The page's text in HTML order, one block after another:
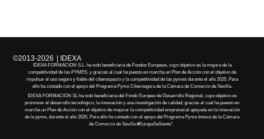
©2013-2026 | IDEXA
IDEXA FORMACION S.L. ha sido beneficiaria de Fondos Europeos, cuyo objetivo es la mejora de la
competitividad de las PYMES, y gracias al cual ha puesto en marcha un Plan de Acción con el objetivo de
impulsar el uso seguro y fiable del ciberespacio y la competitividad de las pymes durante el año 2025. Para
ello ha contado con el apoyo del Programa Pyme Cibersegura de la Cámara de Comercio de Sevilla.
IDEXA FORMACION SL ha sido beneficiariadel Fondo Europeo de Desarrollo Regional, cuyo objetivo es
promover el desarrollo tecnológico, la innovación y una investigación de calidad, gracias al cual hapuesto en
marcha un Plan de Acción con el objetivo de mejorar la competitividad empresarial apoyada en la innovación
de la pyme, durante el año 2025. Para ello hacontado con el apoyo del Programa Pyme Innova de la Cámara
de Comercio de Sevilla#EuropaSeSiente”.